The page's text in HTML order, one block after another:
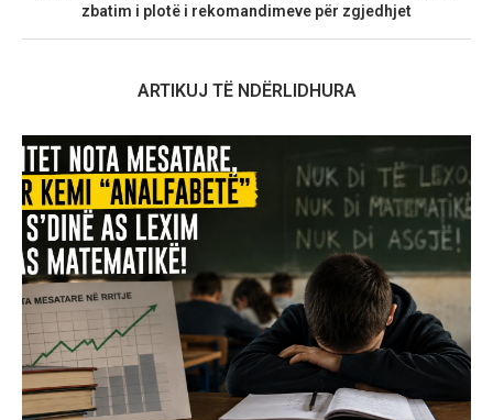
zbatim i plotë i rekomandimeve për zgjedhjet
ARTIKUJ TË NDËRLIDHURA